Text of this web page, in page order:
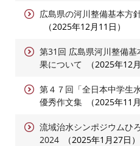
広島県の河川整備基本方
2025年12月11日
第31回 広島県河川整備
果について
2025年12
第４７回「全日本中学生
優秀作文集
2025年11
流域治水シンポジウムひ
2024
2025年1月27日